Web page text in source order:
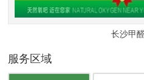
长沙甲
服务区域